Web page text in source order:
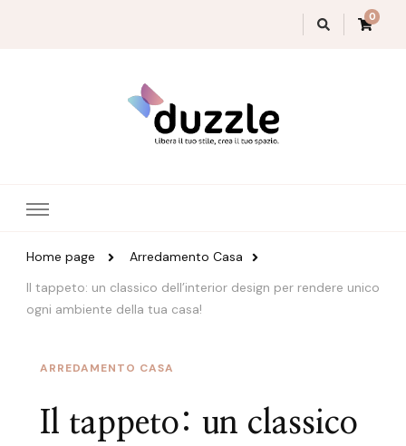
0
Home page
Arredamento Casa
Il tappeto: un classico dell’interior design per rendere unico
ogni ambiente della tua casa!
ARREDAMENTO CASA
Il tappeto: un classico